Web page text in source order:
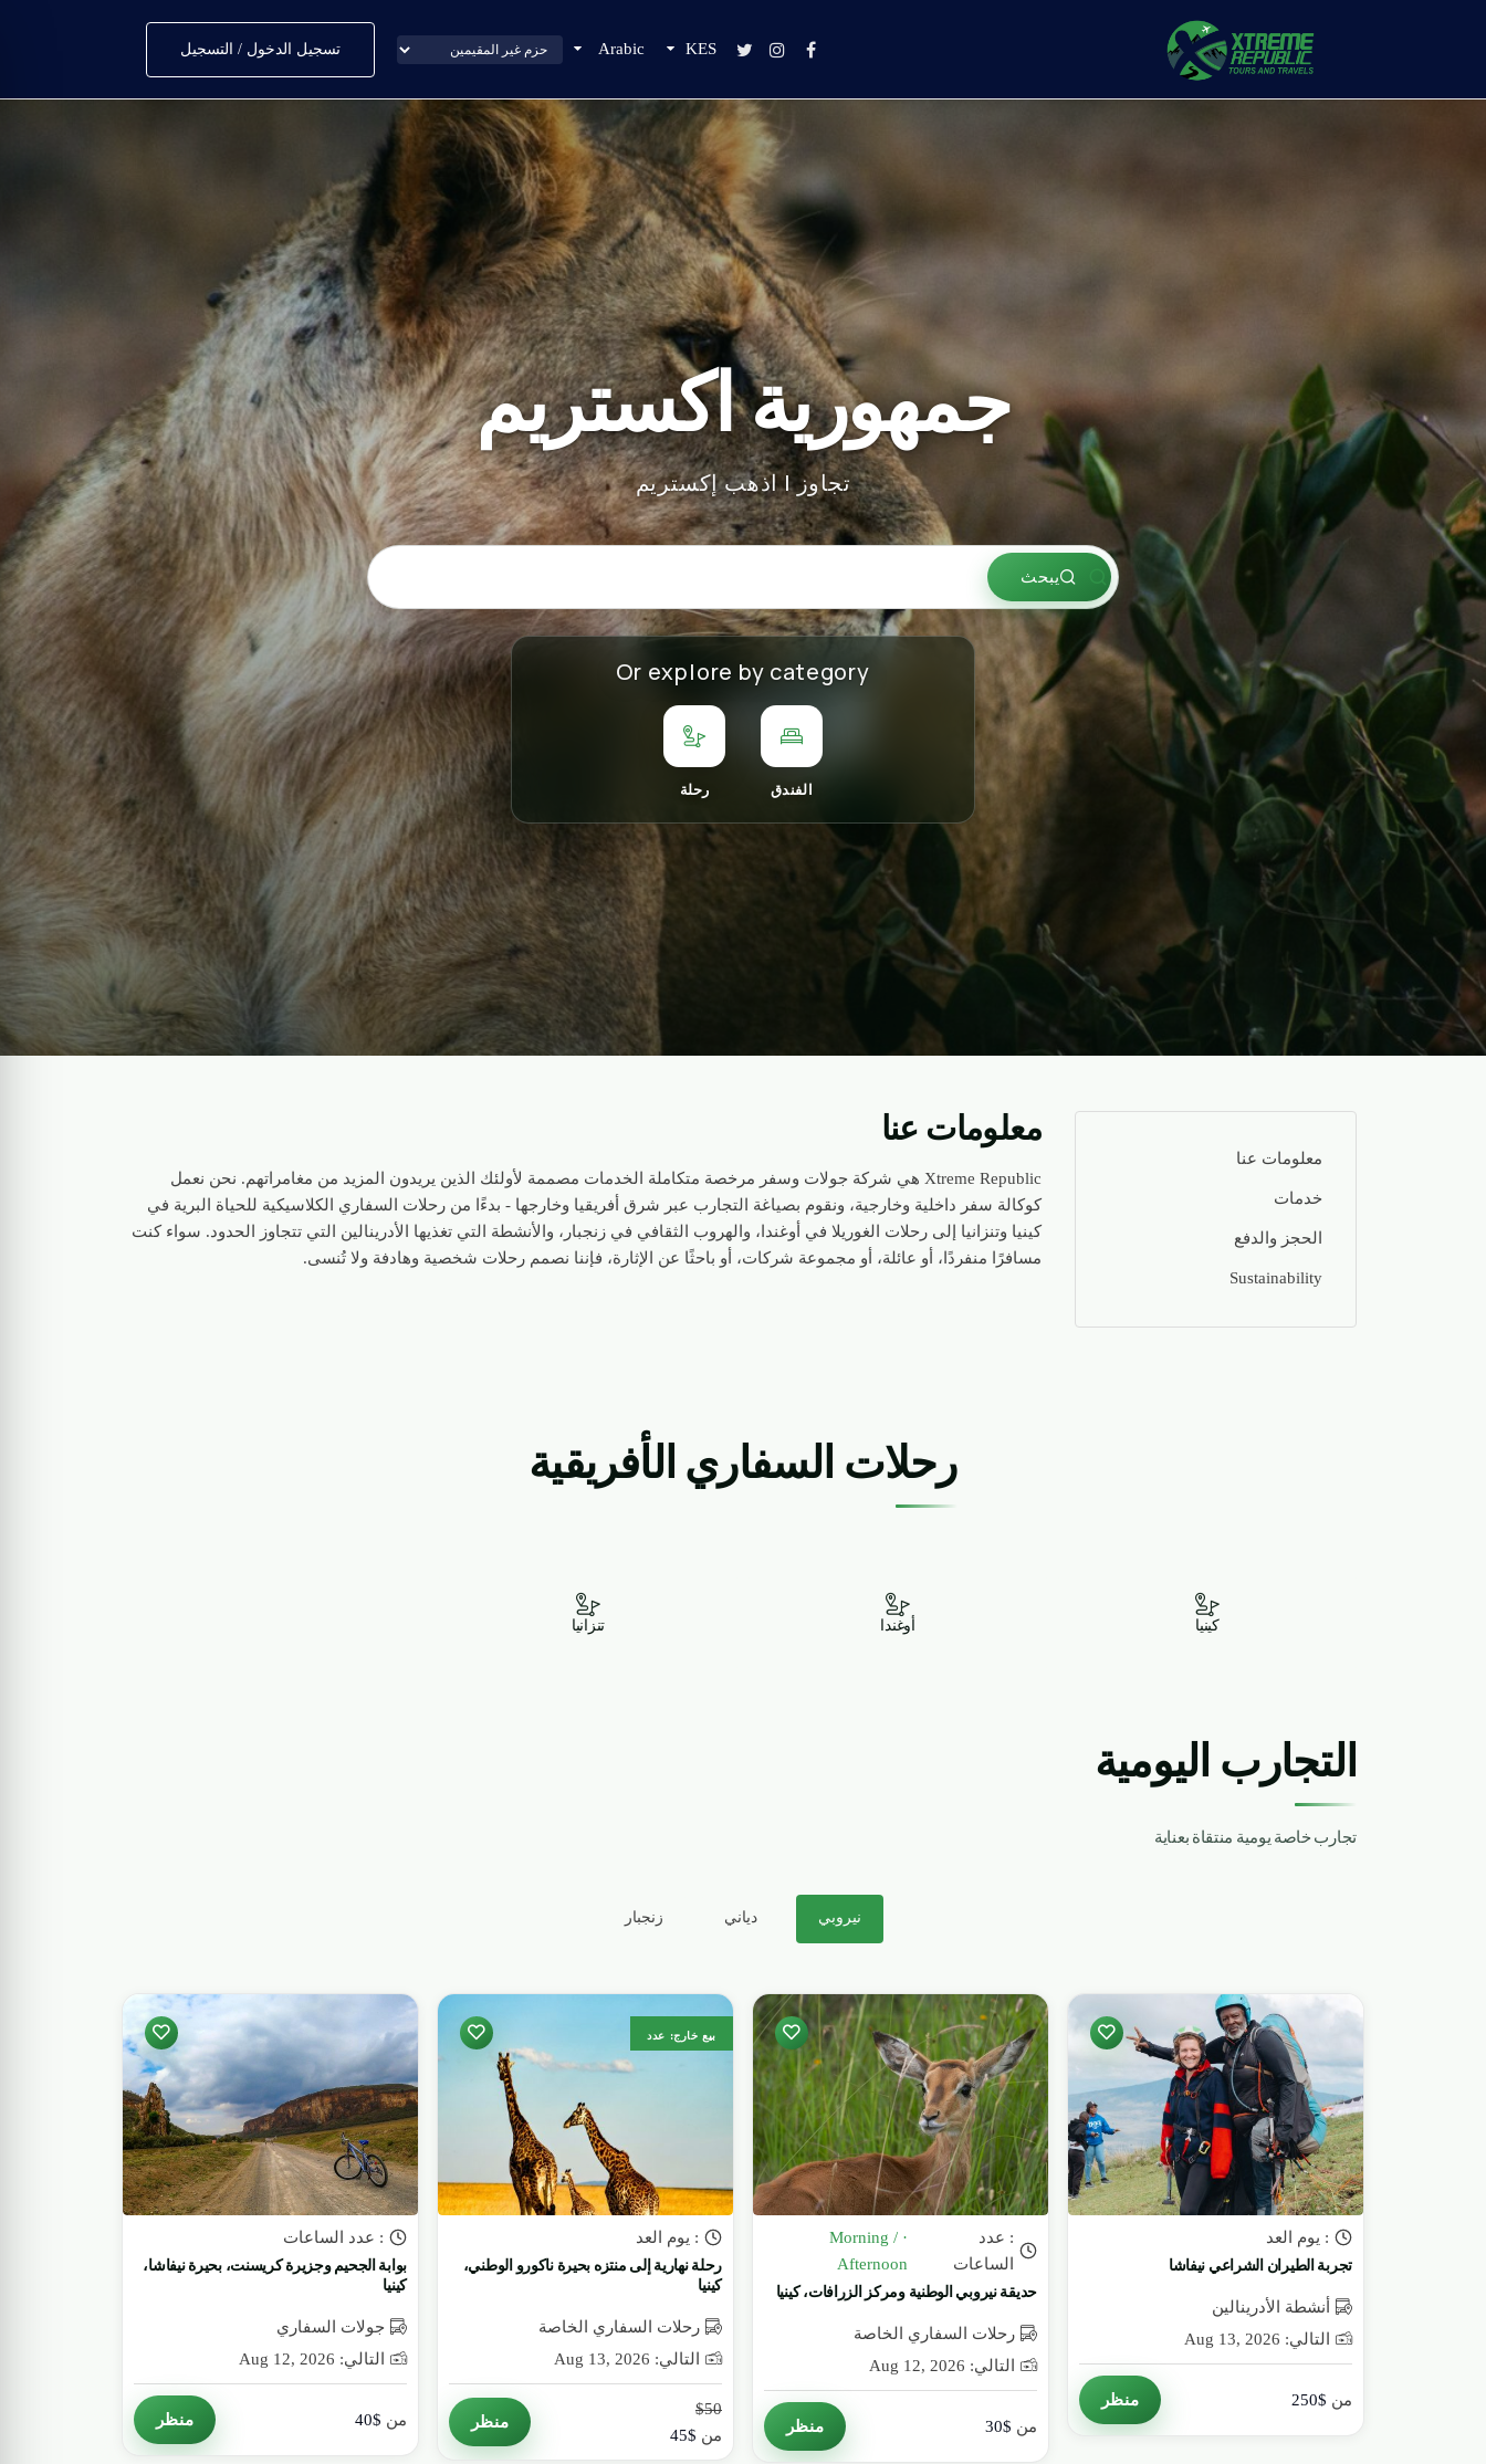
القائمة الرئيسية KES
Arabic تسجيل الدخول / التسجيل
جمهورية اكستريم
تجاوز | اذهب إكستريم
يبحث
يبحث
Or explore by category
الفندق رحلة
معلومات عنا
خدمات
الحجز والدفع
Sustainability
معلومات عنا
Xtreme Republic هي شركة جولات وسفر مرخصة متكاملة الخدمات مصممة لأولئك الذين يريدون المزيد من مغامراتهم. نحن نعمل
كوكالة سفر داخلية وخارجية، ونقوم بصياغة التجارب عبر شرق أفريقيا وخارجها - بدءًا من رحلات السفاري الكلاسيكية للحياة البرية في
كينيا وتنزانيا إلى رحلات الغوريلا في أوغندا، والهروب الثقافي في زنجبار، والأنشطة التي تغذيها الأدرينالين التي تتجاوز الحدود. سواء كنت
مسافرًا منفردًا، أو عائلة، أو مجموعة شركات، أو باحثًا عن الإثارة، فإننا نصمم رحلات شخصية وهادفة ولا تُنسى.
رحلات السفاري الأفريقية
كينيا أوغندا تنزانيا
التجارب اليومية
تجارب خاصة يومية منتقاة بعناية
نيروبي دياني زنجبار
: يوم العد
تجربة الطيران الشراعي نيفاشا
أنشطة الأدرينالين
التالي: Aug 13, 2026
من $250 منظر
: عدد
الساعات
· Morning /
Afternoon
حديقة نيروبي الوطنية ومركز الزرافات، كينيا
رحلات السفاري الخاصة
التالي: Aug 12, 2026
من $30 منظر
بيع خارج: عدد
: يوم العد
رحلة نهارية إلى منتزه بحيرة ناكورو الوطني،
كينيا
رحلات السفاري الخاصة
التالي: Aug 13, 2026
$50
من $45
منظر
: عدد الساعات
بوابة الجحيم وجزيرة كريسنت، بحيرة نيفاشا،
كينيا
جولات السفاري
التالي: Aug 12, 2026
من $40 منظر